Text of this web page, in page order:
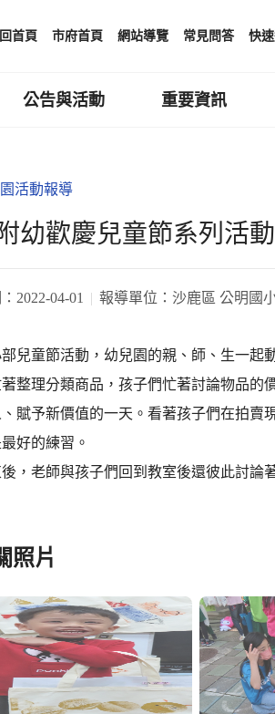
回首頁 市府首頁 網站導覽 常見問答 快
公告與活動 重要資訊
活動報導
幼歡慶兒童節系列活
2022-04-01 報導單位： 沙鹿區 公明國
兒童節活動，幼兒園的親、師、生一起
整理分類商品，孩子們忙著討論物品的
賦予新價值的一天。看著孩子們在拍賣
好的練習。
，老師與孩子們回到教室後還彼此討論
照片